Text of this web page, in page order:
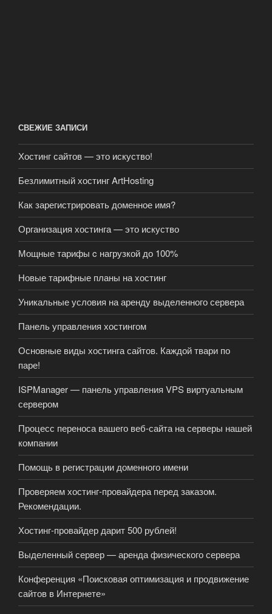
СВЕЖИЕ ЗАПИСИ
Хостинг сайтов — это искуство!
Безлимитный хостинг ArtHosting
Как зарегистрировать доменное имя?
Организация хостинга — это искуство
Мощные тарифы c нагрузкой до 100%
Новые тарифные планы на хостинг
Уникальные условия на аренду выделенного сервера
Панель управления хостингом
Основные виды хостинга сайтов. Каждой твари по
паре!
ISPManager — панель управления VPS виртуальным
сервером
Процесс переноса вашего веб-сайта на серверы нашей
компании
Помощь в регистрации доменного имени
Проверяем хостинг-провайдера перед заказом.
Рекомендации.
Хостинг-провайдер дарит 500 рублей!
Выделенный сервер — аренда физического сервера
Конференция «Поисковая оптимизация и продвижение
сайтов в Интернете»